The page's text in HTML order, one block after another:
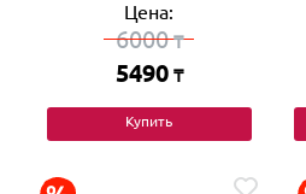
Цена:
6000₸
5490 ₸
Купить